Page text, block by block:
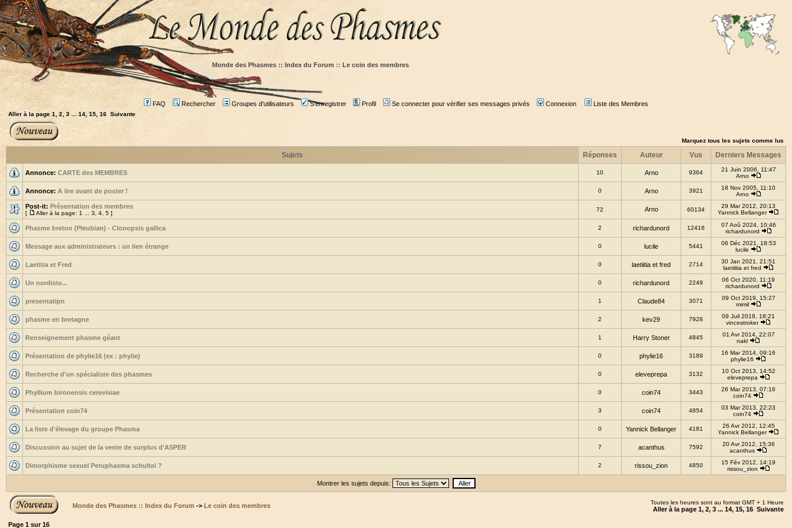
Monde des Phasmes :: Index du Forum :: Le coin des membres
FAQ Rechercher Groupes d'utilisateurs S'enregistrer Profil Se connecter pour vérifier ses messages privés Connexion Liste des Membres
Aller à la page 1 2 3 ...14 15 16 Suivante
Marquez tous les sujets comme lus
Sujets Réponses Auteur Vus Derniers Messages
Annonce: CARTE des MEMBRES 10 Arno 9364
21 Juin 2006, 11:47
Arno
Annonce: A lire avant de poster ! 0 Arno 3921
18 Nov 2005, 11:10
Arno
Post-it: Présentation des membres
[ Aller à la page: 1 3 4 5 ]
72 Arno 60134
29 Mar 2012, 20:13
Yannick Bellanger
Phasme breton (Pleubian) - Clonopsis gallica 2 richardunord 12416
07 Aoû 2024, 10:46
richardunord
Message aux administrateurs : un lien étrange 0 lucile 5441
06 Déc 2021, 18:53
lucile
Laetitia et Fred 0 laetiitia et fred 2714
30 Jan 2021, 21:51
laetiitia et fred
Un nordiste... 0 richardunord 2249
06 Oct 2020, 11:19
richardunord
presentatipn 1 Claude84 3071
09 Oct 2019, 15:27
mimil
phasme en bretagne 2 kev29 7928
09 Juil 2018, 18:21
vincestroker
Renseignement phasme géant 1 Harry Stoner 4845
01 Avr 2014, 22:07
nakl
Présentation de phylie16 (ex : phylie) 0 phylie16 3189
16 Mar 2014, 09:16
phylie16
Recherche d'un spécialiste des phasmes 0 eleveprepa 3132
10 Oct 2013, 14:52
eleveprepa
Phyllium bironensis cerevisiae 0 coin74 3443
26 Mar 2013, 07:16
coin74
Présentation coin74 3 coin74 4854
03 Mar 2013, 22:23
coin74
La liste d'élevage du groupe Phasma 0 Yannick Bellanger 4181
26 Avr 2012, 12:45
Yannick Bellanger
Discussion au sujet de la vente de surplus d'ASPER 7 acanthus 7592
20 Avr 2012, 15:36
acanthus
Dimorphisme sexuel Peruphasma schultei ? 2 rissou_zion 4850
15 Fév 2012, 14:19
rissou_zion
Montrer les sujets depuis:
Monde des Phasmes :: Index du Forum -> Le coin des membres Toutes les heures sont au format GMT + 1 Heure
Aller à la page 1, 2, 3 ... 14, 15, 16 Suivante
Page 1 sur16